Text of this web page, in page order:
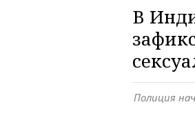
В
Полиция